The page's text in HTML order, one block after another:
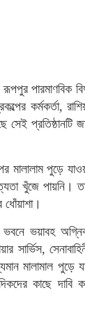
পারমাণবিক
কর্মকর্তা,
প্রতিষ্ঠানটি
মালালাম পুড়ে
খুঁজে পায়নি।
ভবনে ভয়াবহ
মালামাল পুড়ে
কাছে দাবি